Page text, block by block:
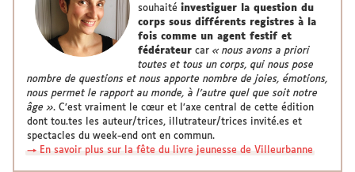
souhaité investiguer la question du
corps sous différents registres à la
fois comme un agent festif et
fédérateur car « nous avons a priori
toutes et tous un corps, qui nous pose
nombre de questions et nous apporte nombre de joies, émotions,
nous permet le rapport au monde, à l’autre quel que soit notre
âge ». C’est vraiment le cœur et l’axe central de cette édition
dont tou.tes les auteur/trices, illutrateur/trices invité.es et
spectacles du week-end ont en commun.
→ En savoir plus sur la fête du livre jeunesse de Villeurbanne